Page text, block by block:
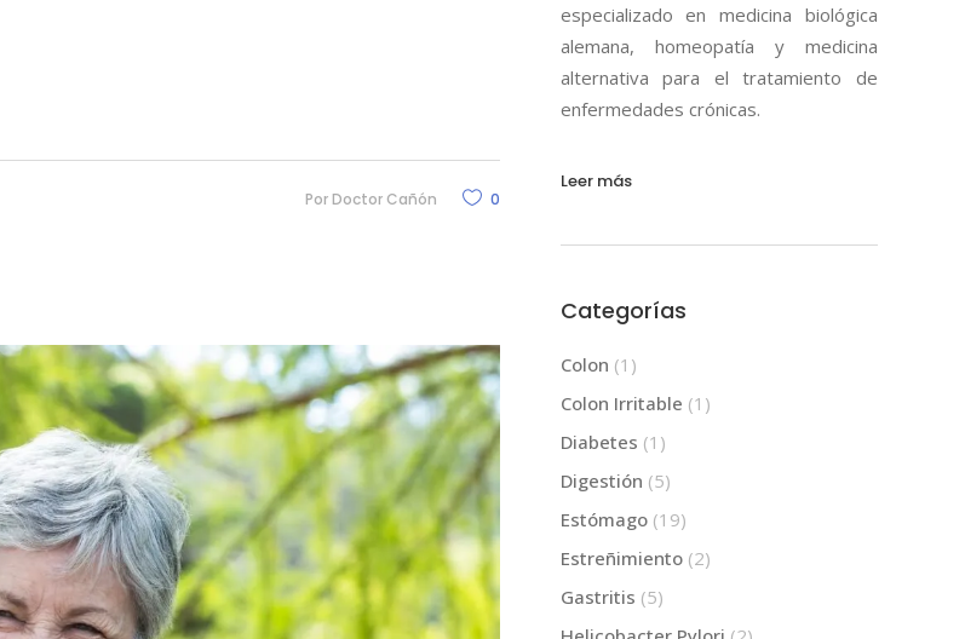
Por Doctor Cañón 0
especializado en medicina biológica
alemana, homeopatía y medicina
alternativa para el tratamiento de
enfermedades crónicas.
Leer más
Categorías
Colon (1)
Colon Irritable (1)
Diabetes (1)
Digestión (5)
Estómago(19)
Estreñimiento(2)
Gastritis (5)